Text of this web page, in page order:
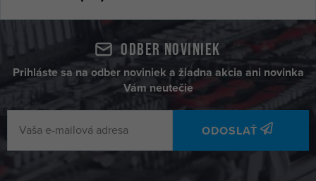
Odber noviniek
Prihláste sa na odber noviniek a žiadna akcia ani novinka
Vám neutečie
ODOSLAŤ